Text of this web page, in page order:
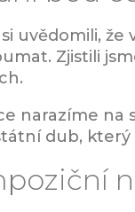
uvědomili,
Zjistili
narazíme na
dub,